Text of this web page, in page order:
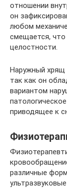
отношении
он
любом
смещается, что
целостности.
Наружный хрящ
так как он
вариантом
приводящее к
различные